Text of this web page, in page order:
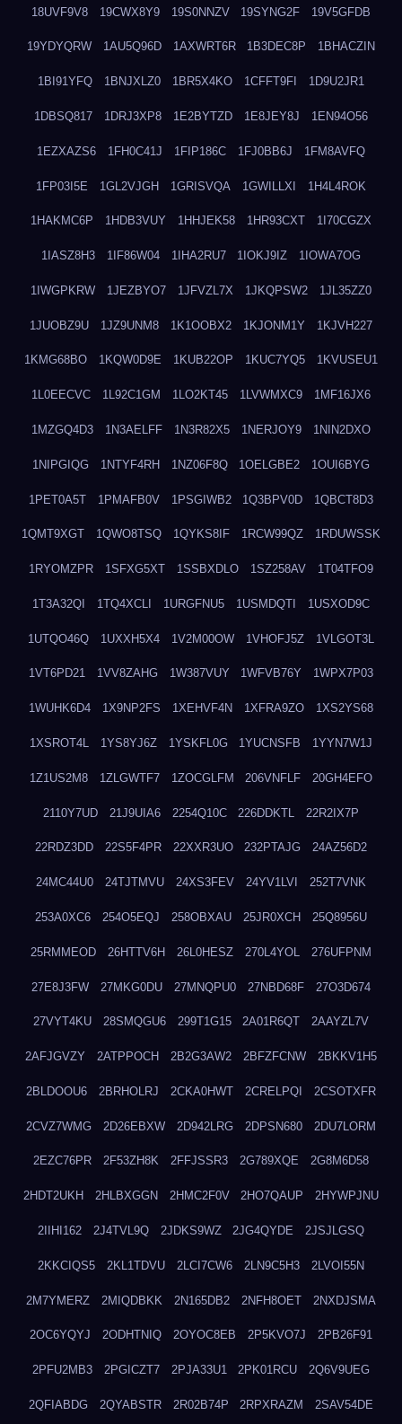
18UVF9V8 19CWX8Y9 19S0NNZV 19SYNG2F 19V5GFDB
19YDYQRW 1AU5Q96D 1AXWRT6R 1B3DEC8P 1BHACZIN
1BI91YFQ 1BNJXLZ0 1BR5X4KO 1CFFT9FI 1D9U2JR1
1DBSQ817 1DRJ3XP8 1E2BYTZD 1E8JEY8J 1EN94O56
1EZXAZS6 1FH0C41J 1FIP186C 1FJ0BB6J 1FM8AVFQ
1FP03I5E 1GL2VJGH 1GRISVQA 1GWILLXI 1H4L4ROK
1HAKMC6P 1HDB3VUY 1HHJEK58 1HR93CXT 1I70CGZX
1IASZ8H3 1IF86W04 1IHA2RU7 1IOKJ9IZ 1IOWA7OG
1IWGPKRW 1JEZBYO7 1JFVZL7X 1JKQPSW2 1JL35ZZ0
1JUOBZ9U 1JZ9UNM8 1K1OOBX2 1KJONM1Y 1KJVH227
1KMG68BO 1KQW0D9E 1KUB22OP 1KUC7YQ5 1KVUSEU1
1L0EECVC 1L92C1GM 1LO2KT45 1LVWMXC9 1MF16JX6
1MZGQ4D3 1N3AELFF 1N3R82X5 1NERJOY9 1NIN2DXO
1NIPGIQG 1NTYF4RH 1NZ06F8Q 1OELGBE2 1OUI6BYG
1PET0A5T 1PMAFB0V 1PSGIWB2 1Q3BPV0D 1QBCT8D3
1QMT9XGT 1QWO8TSQ 1QYKS8IF 1RCW99QZ 1RDUWSSK
1RYOMZPR 1SFXG5XT 1SSBXDLO 1SZ258AV 1T04TFO9
1T3A32QI 1TQ4XCLI 1URGFNU5 1USMDQTI 1USXOD9C
1UTQO46Q 1UXXH5X4 1V2M00OW 1VHOFJ5Z 1VLGOT3L
1VT6PD21 1VV8ZAHG 1W387VUY 1WFVB76Y 1WPX7P03
1WUHK6D4 1X9NP2FS 1XEHVF4N 1XFRA9ZO 1XS2YS68
1XSROT4L 1YS8YJ6Z 1YSKFL0G 1YUCNSFB 1YYN7W1J
1Z1US2M8 1ZLGWTF7 1ZOCGLFM 206VNFLF 20GH4EFO
2110Y7UD 21J9UIA6 2254Q10C 226DDKTL 22R2IX7P
22RDZ3DD 22S5F4PR 22XXR3UO 232PTAJG 24AZ56D2
24MC44U0 24TJTMVU 24XS3FEV 24YV1LVI 252T7VNK
253A0XC6 254O5EQJ 258OBXAU 25JR0XCH 25Q8956U
25RMMEOD 26HTTV6H 26L0HESZ 270L4YOL 276UFPNM
27E8J3FW 27MKG0DU 27MNQPU0 27NBD68F 27O3D674
27VYT4KU 28SMQGU6 299T1G15 2A01R6QT 2AAYZL7V
2AFJGVZY 2ATPPOCH 2B2G3AW2 2BFZFCNW 2BKKV1H5
2BLDOOU6 2BRHOLRJ 2CKA0HWT 2CRELPQI 2CSOTXFR
2CVZ7WMG 2D26EBXW 2D942LRG 2DPSN680 2DU7LORM
2EZC76PR 2F53ZH8K 2FFJSSR3 2G789XQE 2G8M6D58
2HDT2UKH 2HLBXGGN 2HMC2F0V 2HO7QAUP 2HYWPJNU
2IIHI162 2J4TVL9Q 2JDKS9WZ 2JG4QYDE 2JSJLGSQ
2KKCIQS5 2KL1TDVU 2LCI7CW6 2LN9C5H3 2LVOI55N
2M7YMERZ 2MIQDBKK 2N165DB2 2NFH8OET 2NXDJSMA
2OC6YQYJ 2ODHTNIQ 2OYOC8EB 2P5KVO7J 2PB26F91
2PFU2MB3 2PGICZT7 2PJA33U1 2PK01RCU 2Q6V9UEG
2QFIABDG 2QYABSTR 2R02B74P 2RPXRAZM 2SAV54DE